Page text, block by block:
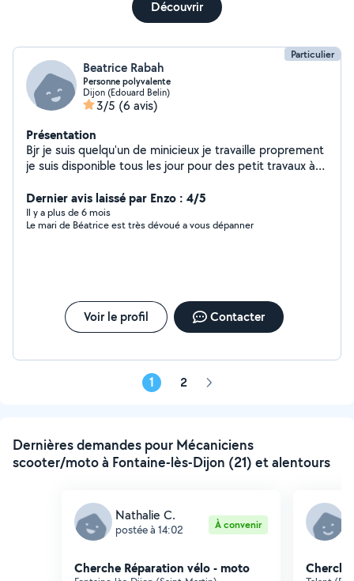
Découvrir
Particulier
Beatrice Rabah
Personne polyvalente
Dijon (Edouard Belin)
3/5 (6 avis)
Présentation
Bjr je suis quelqu'un de minicieux je travaille proprement
je suis disponible tous les jour pour des petit travaux à
douche je peux le déplacer je touche a tous et aussi je
adapte a tous
Dernier avis laissé par Enzo : 4/5
Il y a plus de 6 mois
Le mari de Béatrice est très dévoué a vous dépanner
Voir le profil Contacter
1 2 Page
Dernières demandes pour Mécaniciens
scooter/moto à Fontaine-lès-Dijon (21) et alentours
Nathalie C.
postée à 14:02 À convenir
Cherche Réparation vélo - moto